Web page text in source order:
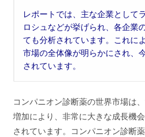
レポートでは、主な企業として
ロシュなどが挙げられ、各企業
ても分析されています。これに
市場の全体像が明らかにされ、
されています。
コンパニオン診断薬の世界市場は
増加により、非常に大きな成長機
されています。コンパニオン診断